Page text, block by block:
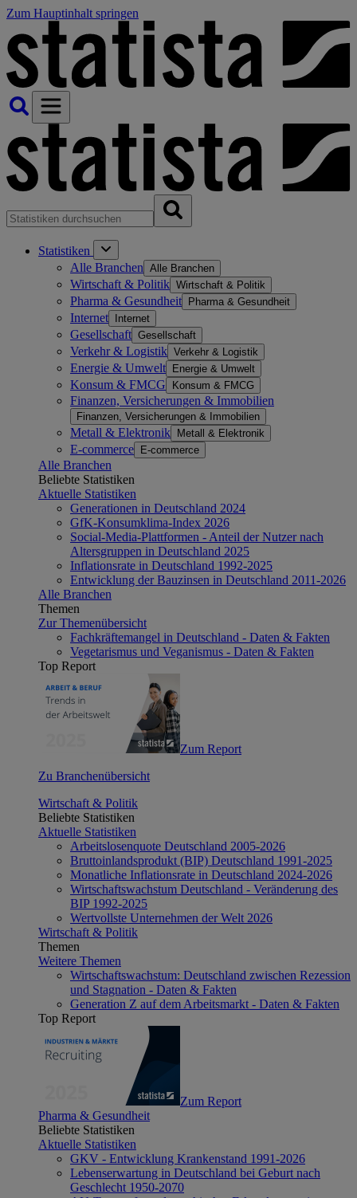
Zum Hauptinhalt springen
Statistiken
Alle Branchen Alle Branchen
Wirtschaft & Politik Wirtschaft & Politik
Pharma & Gesundheit Pharma & Gesundheit
Internet Internet
Gesellschaft Gesellschaft
Verkehr & Logistik Verkehr & Logistik
Energie & Umwelt Energie & Umwelt
Konsum & FMCG Konsum & FMCG
Finanzen, Versicherungen & Immobilien
Finanzen, Versicherungen & Immobilien
Metall & Elektronik Metall & Elektronik
E-commerce E-commerce
Alle Branchen
Beliebte Statistiken
Aktuelle Statistiken
Generationen in Deutschland 2024
GfK-Konsumklima-Index 2026
Social-Media-Plattformen - Anteil der Nutzer nach
Altersgruppen in Deutschland 2025
Inflationsrate in Deutschland 1992-2025
Entwicklung der Bauzinsen in Deutschland 2011-2026
Alle Branchen
Themen
Zur Themenübersicht
Fachkräftemangel in Deutschland - Daten & Fakten
Vegetarismus und Veganismus - Daten & Fakten
Top Report
Zum Report
Zu Branchenübersicht
Wirtschaft & Politik
Beliebte Statistiken
Aktuelle Statistiken
Arbeitslosenquote Deutschland 2005-2026
Bruttoinlandsprodukt (BIP) Deutschland 1991-2025
Monatliche Inflationsrate in Deutschland 2024-2026
Wirtschaftswachstum Deutschland - Veränderung des
BIP 1992-2025
Wertvollste Unternehmen der Welt 2026
Wirtschaft & Politik
Themen
Weitere Themen
Wirtschaftswachstum: Deutschland zwischen Rezession
und Stagnation - Daten & Fakten
Generation Z auf dem Arbeitsmarkt - Daten & Fakten
Top Report
Zum Report
Pharma & Gesundheit
Beliebte Statistiken
Aktuelle Statistiken
GKV - Entwicklung Krankenstand 1991-2026
Lebenserwartung in Deutschland bei Geburt nach
Geschlecht 1950-2070